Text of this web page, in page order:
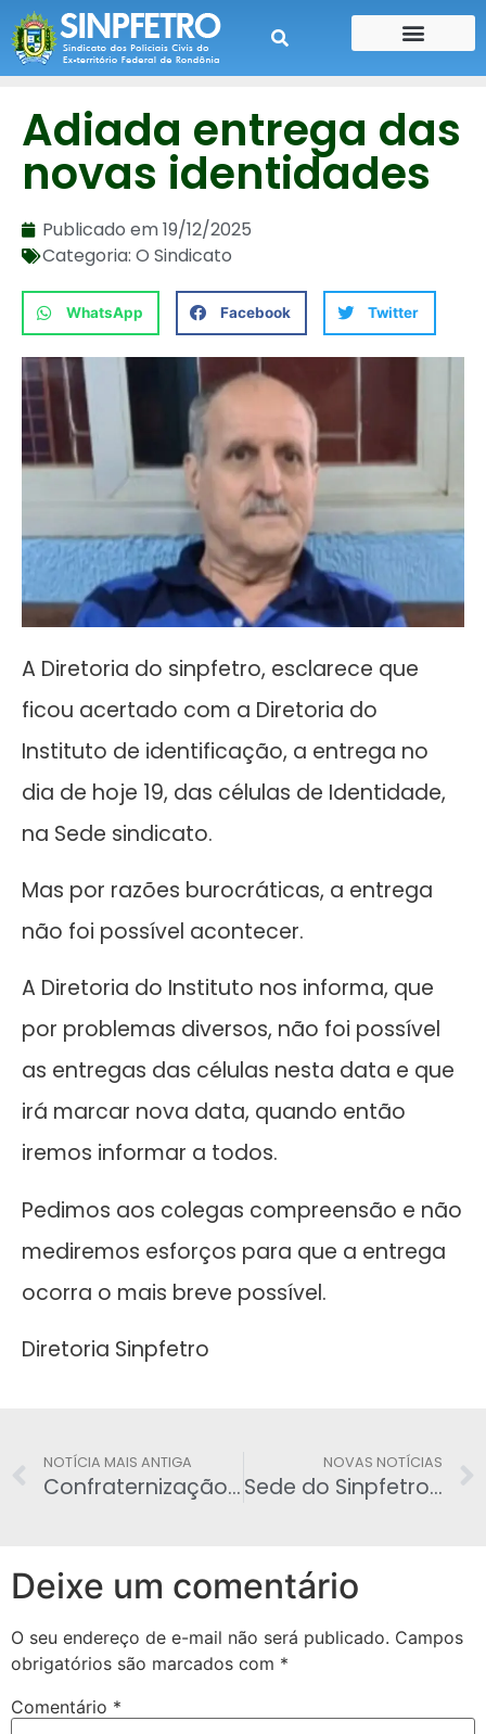
Adiada entrega das
novas identidades
Publicado em19/12/2025
Categoria: O Sindicato
WhatsApp Facebook Twitter
A Diretoria do sinpfetro, esclarece que
ficou acertado com a Diretoria do
Instituto de identificação, a entrega no
dia de hoje 19, das células de Identidade,
na Sede sindicato.
Mas por razões burocráticas, a entrega
não foi possível acontecer.
A Diretoria do Instituto nos informa, que
por problemas diversos, não foi possível
as entregas das células nesta data e que
irá marcar nova data, quando então
iremos informar a todos.
Pedimos aos colegas compreensão e não
mediremos esforços para que a entrega
ocorra o mais breve possível.
Diretoria Sinpfetro
NOTÍCIA MAIS ANTIGA
Confraternização de Natal no Sinpfetro
NOVAS NOTÍCIAS
Sede do Sinpfetro estara fechada nos próximos feriados
Deixe um comentário
O seu endereço de e-mail não será publicado. Campos
obrigatórios são marcados com *
Comentário *